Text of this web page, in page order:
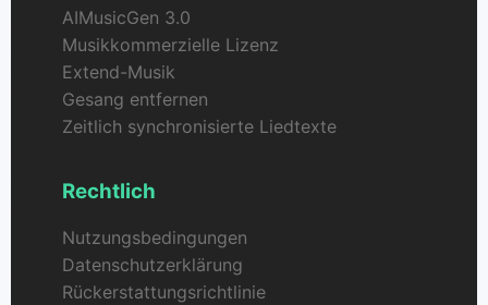
AIMusicGen 3.0
Musikkommerzielle Lizenz
Extend-Musik
Gesang entfernen
Zeitlich synchronisierte Liedtexte
Rechtlich
Nutzungsbedingungen
Datenschutzerklärung
Rückerstattungsrichtlinie